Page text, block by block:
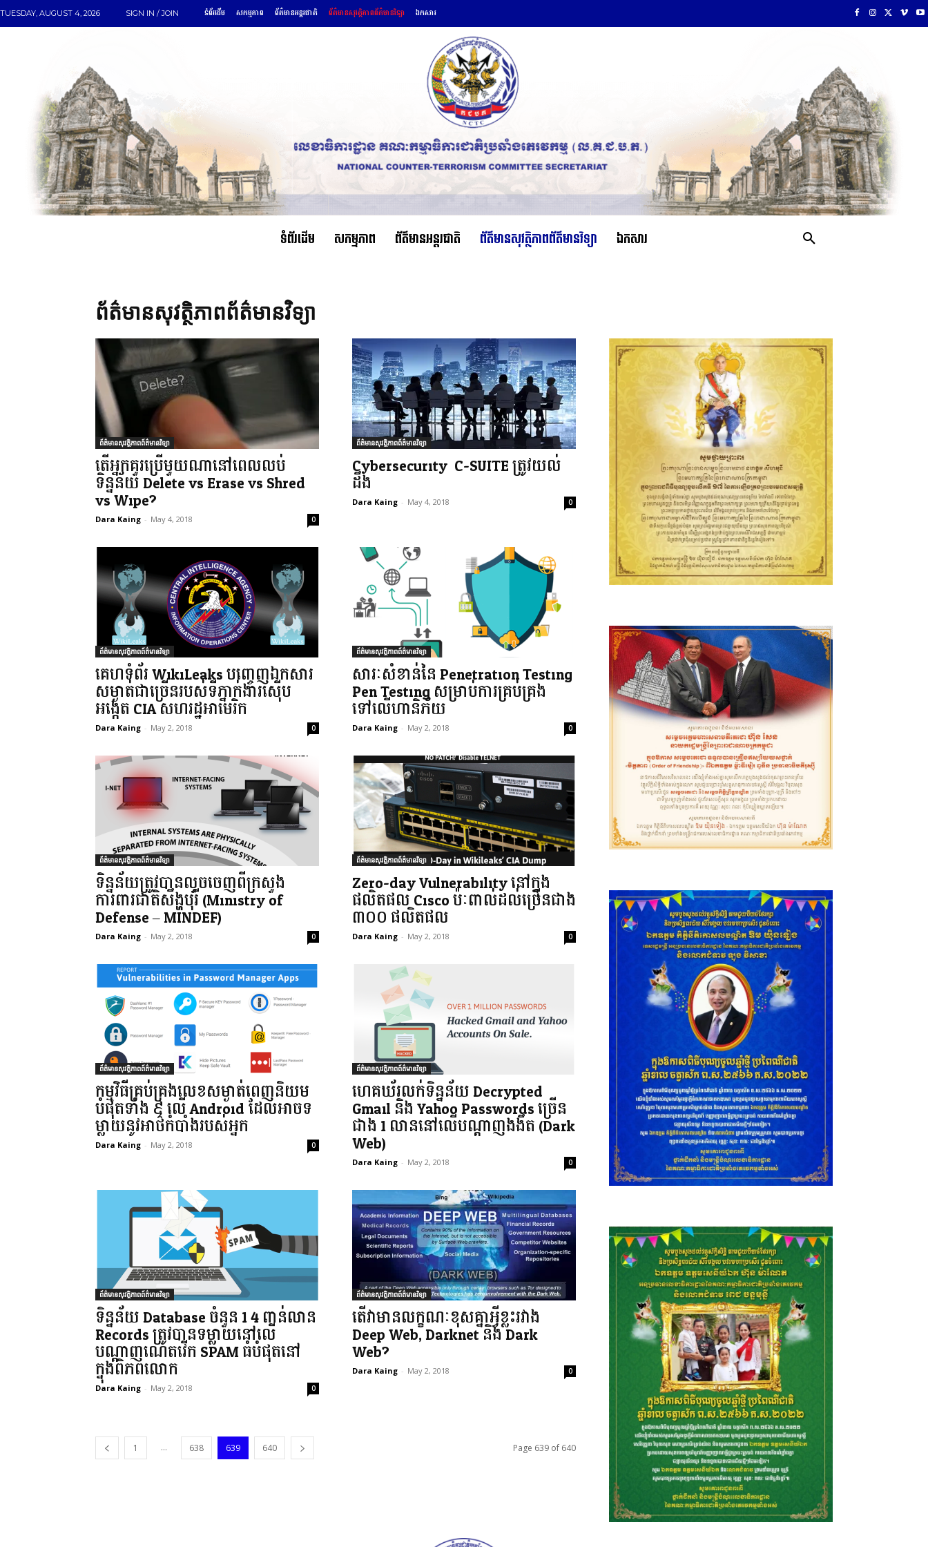
TUESDAY, AUGUST 4, 2026 SIGN IN / JOIN ទំព័រដើម សកម្មភាព ព័ត៌មានអន្តរជាតិ ព័ត៌មានសុវត្ថិភាពព័ត៌មានវិទ្យា ឯកសារ
ទំព័រដើម សកម្មភាព ព័ត៌មានអន្តរជាតិ ព័ត៌មានសុវត្ថិភាពព័ត៌មានវិទ្យា ឯកសារ
ព័ត៌មានសុវត្ថិភាពព័ត៌មានវិទ្យា
ព័ត៌មានសុវត្ថិភាពព័ត៌មានវិទ្យា
តើអ្នកគួរប្រើមួយណានៅពេលលប់
ទិន្នន័យ Delete vs Erase vs Shred
vs Wipe?
Dara Kaing - May 4, 2018 0
ព័ត៌មានសុវត្ថិភាពព័ត៌មានវិទ្យា
Cybersecurity: ​C-SUITE ត្រូវយល់
ដឹង
Dara Kaing - May 4, 2018 0
ព័ត៌មានសុវត្ថិភាពព័ត៌មានវិទ្យា
គេហទំព័រ WikiLeaks បញ្ចេញឯកសារ
សម្ងាត់ជាច្រើនរបស់ទីភ្នាក់ងារស៊ើប
អង្កេត CIA សហរដ្ឋអាមេរិក
Dara Kaing - May 2, 2018 0
ព័ត៌មានសុវត្ថិភាពព័ត៌មានវិទ្យា
សារៈសំខាន់នៃ Penetration Testing:
Pen Testing សម្រាប់ការគ្រប់គ្រង
ទៅលើហានិភ័យ
Dara Kaing - May 2, 2018 0
ព័ត៌មានសុវត្ថិភាពព័ត៌មានវិទ្យា
ទិន្នន័យត្រូវបានលួចចេញពីក្រសួង
ការពារជាតិសឹង្ហបុរី (Ministry of
Defense – MINDEF)
Dara Kaing - May 2, 2018 0
ព័ត៌មានសុវត្ថិភាពព័ត៌មានវិទ្យា
Zero-day Vulnerability នៅក្នុង
ផលិតផល Cisco ប៉ៈពាល់ដល់ច្រើនជាង
៣០០ ផលិតផល
Dara Kaing - May 2, 2018 0
ព័ត៌មានសុវត្ថិភាពព័ត៌មានវិទ្យា
កម្មវិធីគ្រប់គ្រងលេខសម្ងាត់ពេញនិយម
បំផុតទាំង ៩ លើ Android ដែលអាចទ
ម្លាយនូវអាថ៌កំបាំងរបស់អ្នក
Dara Kaing - May 2, 2018 0
ព័ត៌មានសុវត្ថិភាពព័ត៌មានវិទ្យា
ហេគឃ័រលក់ទិន្នន័យ Decrypted
Gmail និង Yahoo Passwords ច្រើន
ជាង 1 លាននៅលើបណ្តាញងងឹត (Dark
Web)
Dara Kaing - May 2, 2018 0
ព័ត៌មានសុវត្ថិភាពព័ត៌មានវិទ្យា
ទិន្នន័យ Database ចំនួន 1.4 ពាន់លាន
Records ត្រូវបានទម្លាយនៅលើ
បណ្តាញណេតវើក SPAM ធំបំផុតនៅ
ក្នុងពិភពលោក
Dara Kaing - May 2, 2018 0
ព័ត៌មានសុវត្ថិភាពព័ត៌មានវិទ្យា
តើវាមានលក្ខណៈខុសគ្នាអ្វីខ្លះរវាង
Deep Web, Darknet និង​ Dark
Web?
Dara Kaing - May 2, 2018 0
1 ... 638 639 640 Page 639 of 640